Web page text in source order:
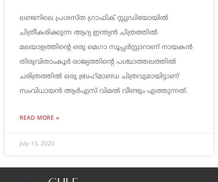
ലണ്ടനിലെ പ്രശസ്ത ഗ്രാഫിക് സ്റ്റുഡിയോയിൽ
ചിത്രീകരിക്കുന്ന ആദ്യ ഇന്ത്യൻ ചിത്രത്തിൽ
മലയാളത്തിന്‍റെ ഒരു മെഗാ സൂപ്പർസ്റ്റാറാണ് നായകൻ
തിരുവിതാംകൂര്‍ രാജ്യത്തിന്‍റെ പശ്ചാത്തലത്തില്‍
ചരിത്രത്തില്‍ ഒരു ബ്രഹ്‌മാണ്ഡ ചിത്രവുമായിട്ടാണ്
സംവിധായൻ ആർഎസ് വിമൽ വീണ്ടും എത്തുന്നത്.
READ MORE »
July 13, 2020